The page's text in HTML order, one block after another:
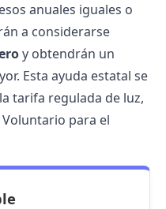
anuales iguales o
a considerarse
y obtendrán un
Esta ayuda estatal se
tarifa regulada de luz,
Voluntario para el